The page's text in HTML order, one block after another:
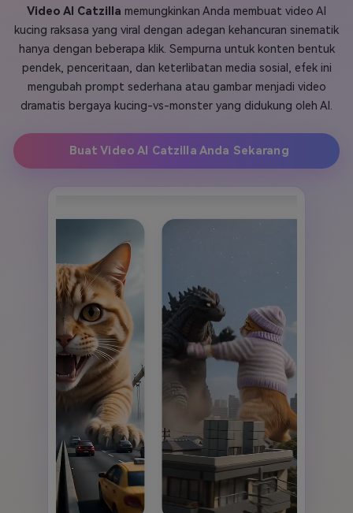
Find More Solutions >>
FAQs Hubungi Kami
Tips & Tutorial AI
Postingan Terbaru
Masuk
Berkreasi dengan AI
Video AI Catzilla memungkinkan Anda membuat video AI
kucing raksasa yang viral dengan adegan kehancuran sinematik
hanya dengan beberapa klik. Sempurna untuk konten bentuk
pendek, penceritaan, dan keterlibatan media sosial, efek ini
mengubah prompt sederhana atau gambar menjadi video
dramatis bergaya kucing-vs-monster yang didukung oleh AI.
Buat Video AI Catzilla Anda Sekarang